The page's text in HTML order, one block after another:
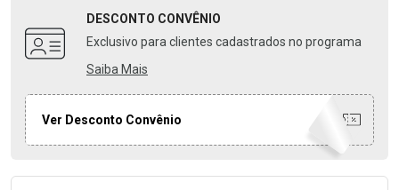
DESCONTO CONVÊNIO
Exclusivo para clientes cadastrados no programa
Saiba Mais
Ver Desconto Convênio